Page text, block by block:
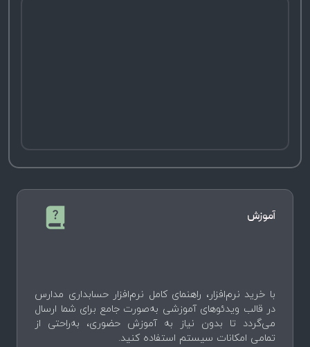
آموزش
با خرید نرم‌افزار، راهنمای کامل نرم‌افزار حسابداری مدارس
در قالب ویدئوهای آموزشی به‌صورت جامع برای شما ارسال
می‌گردد تا بدون نیاز به آموزش حضوری، به‌راحتی از
تمامی امکانات سیستم استفاده کنید.